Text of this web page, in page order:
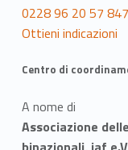
0228 96 20 57 847
Ottieni indicazioni
Centro di
A nome di
Associazione